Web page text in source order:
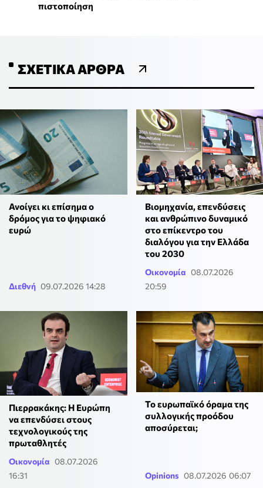
πιστοποίηση
ΣΧΕΤΙΚΆ ΆΡΘΡΑ
Ανοίγει κι επίσημα ο
δρόμος για το ψηφιακό
ευρώ
Διεθνή 09.07.2026 14:28
Βιομηχανία, επενδύσεις
και ανθρώπινο δυναμικό
στο επίκεντρο του
διαλόγου για την Ελλάδα
του 2030
Οικονομία 08.07.2026
20:59
Πιερρακάκης: Η Ευρώπη
να επενδύσει στους
τεχνολογικούς της
πρωταθλητές
Οικονομία 08.07.2026
16:31
Το ευρωπαϊκό όραμα της
συλλογικής προόδου
αποσύρεται;
Opinions 08.07.2026 06:07